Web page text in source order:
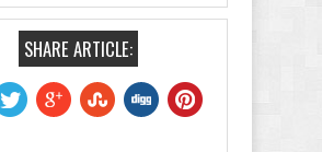
SHARE ARTICLE: